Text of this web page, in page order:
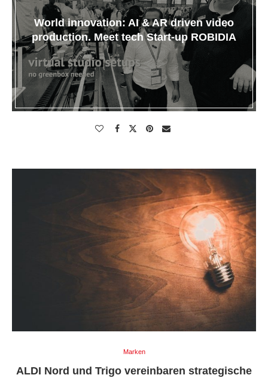
World innovation: AI & AR driven video
production. Meet tech Start-up ROBIDIA
Marken
ALDI Nord und Trigo vereinbaren strategische